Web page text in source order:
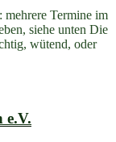
Termine im
siehe unten Die
wütend, oder
e.V.